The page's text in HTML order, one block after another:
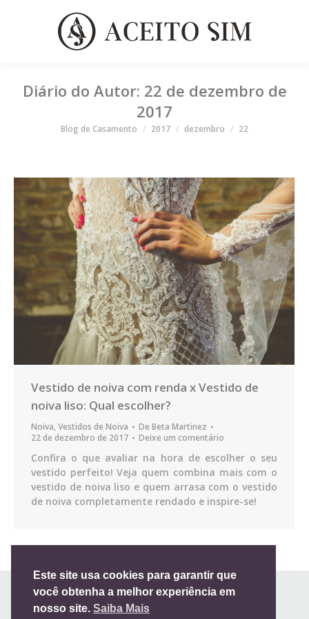
Diário do Autor: 22 de dezembro de
2017
Você está aqui
Blog de Casamento 2017 dezembro 22
Vestido de noiva com renda x Vestido de
noiva liso: Qual escolher?
Noiva,Vestidos de Noiva De Beta Martinez
22 de dezembro de 2017
Deixe um comentário
Confira o que avaliar na hora de escolher o seu
vestido perfeito! Veja quem combina mais com o
vestido de noiva liso e quem arrasa com o vestido
de noiva completamente rendado e inspire-se!
Este site usa cookies para garantir que
você obtenha a melhor experiência em
nosso site. Saiba Mais